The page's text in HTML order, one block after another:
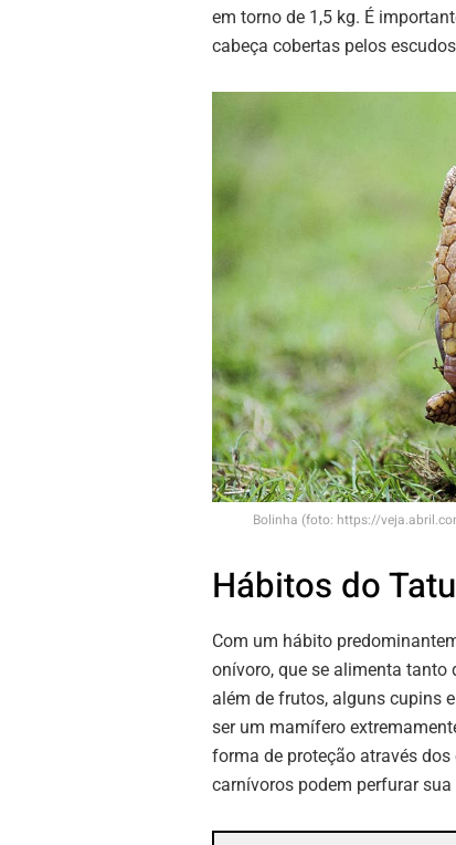
em torno de 1,5 kg. É
cabeça cobertas pelos
Bolinha (foto: https://
Hábitos do
Com um hábito
onívoro, que se alimenta tanto
além de frutos, alguns cupins
ser um mamífero
forma de proteção através
carnívoros podem perfurar sua